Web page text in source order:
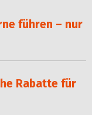
führen – nur
Rabatte für